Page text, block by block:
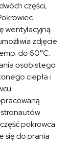
części,
wentylacyjną.
zdjęcie
do 60°C.
osobistego
ciepła i
pokrowca
się do prania